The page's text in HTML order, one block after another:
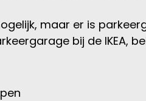
maar er is
bij de IKEA,